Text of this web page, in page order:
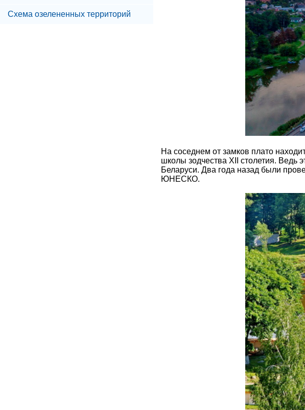
Схема озелененных территорий
На соседнем от замков плато
школы зодчества ХІІ столетия. Ведь
Беларуси. Два года назад были
ЮНЕСКО.